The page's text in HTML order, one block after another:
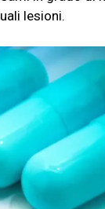
lesioni.